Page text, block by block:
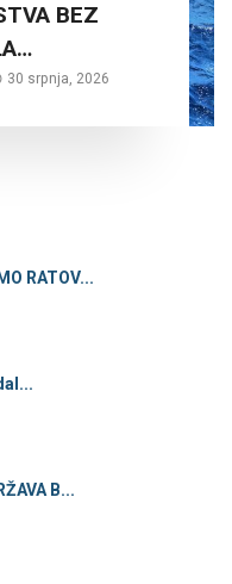
BEZ
30 srpnja, 2026
RATOV...
B...